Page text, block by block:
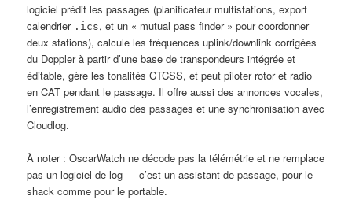
logiciel prédit les passages (planificateur multistations, export
calendrier .ics, et un « mutual pass finder » pour coordonner
deux stations), calcule les fréquences uplink/downlink corrigées
du Doppler à partir d’une base de transpondeurs intégrée et
éditable, gère les tonalités CTCSS, et peut piloter rotor et radio
en CAT pendant le passage. Il offre aussi des annonces vocales,
l’enregistrement audio des passages et une synchronisation avec
Cloudlog.
À noter : OscarWatch ne décode pas la télémétrie et ne remplace
pas un logiciel de log — c’est un assistant de passage, pour le
shack comme pour le portable.